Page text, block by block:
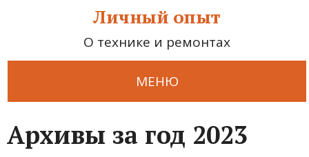
Личный опыт
О технике и ремонтах
МЕНЮ
Архивы за год 2023